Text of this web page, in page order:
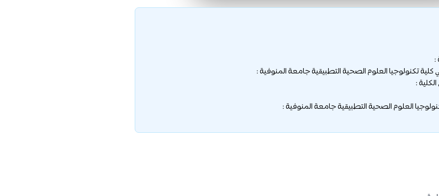
:
تكنولوجيا العلوم الصحية التطبيقية جامعة المنوفية :
:
العلوم الصحية التطبيقية جامعة المنوفية :